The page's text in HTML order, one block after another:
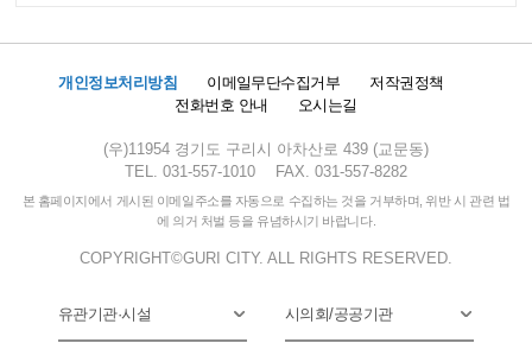
개인정보처리방침 이메일무단수집거부
저작권정책
전화번호 안내
오시는길
(우)11954 경기도 구리시 아차산로 439 (교문동)
TEL. 031-557-1010
FAX. 031-557-8282
본 홈페이지에서 게시된 이메일주소를 자동으로 수집하는 것을 거부하며, 위반 시 관련 법
에 의거 처벌 등을 유념하시기 바랍니다.
COPYRIGHT©GURI CITY. ALL RIGHTS RESERVED.
유관기관·시설 시의회/공공기관